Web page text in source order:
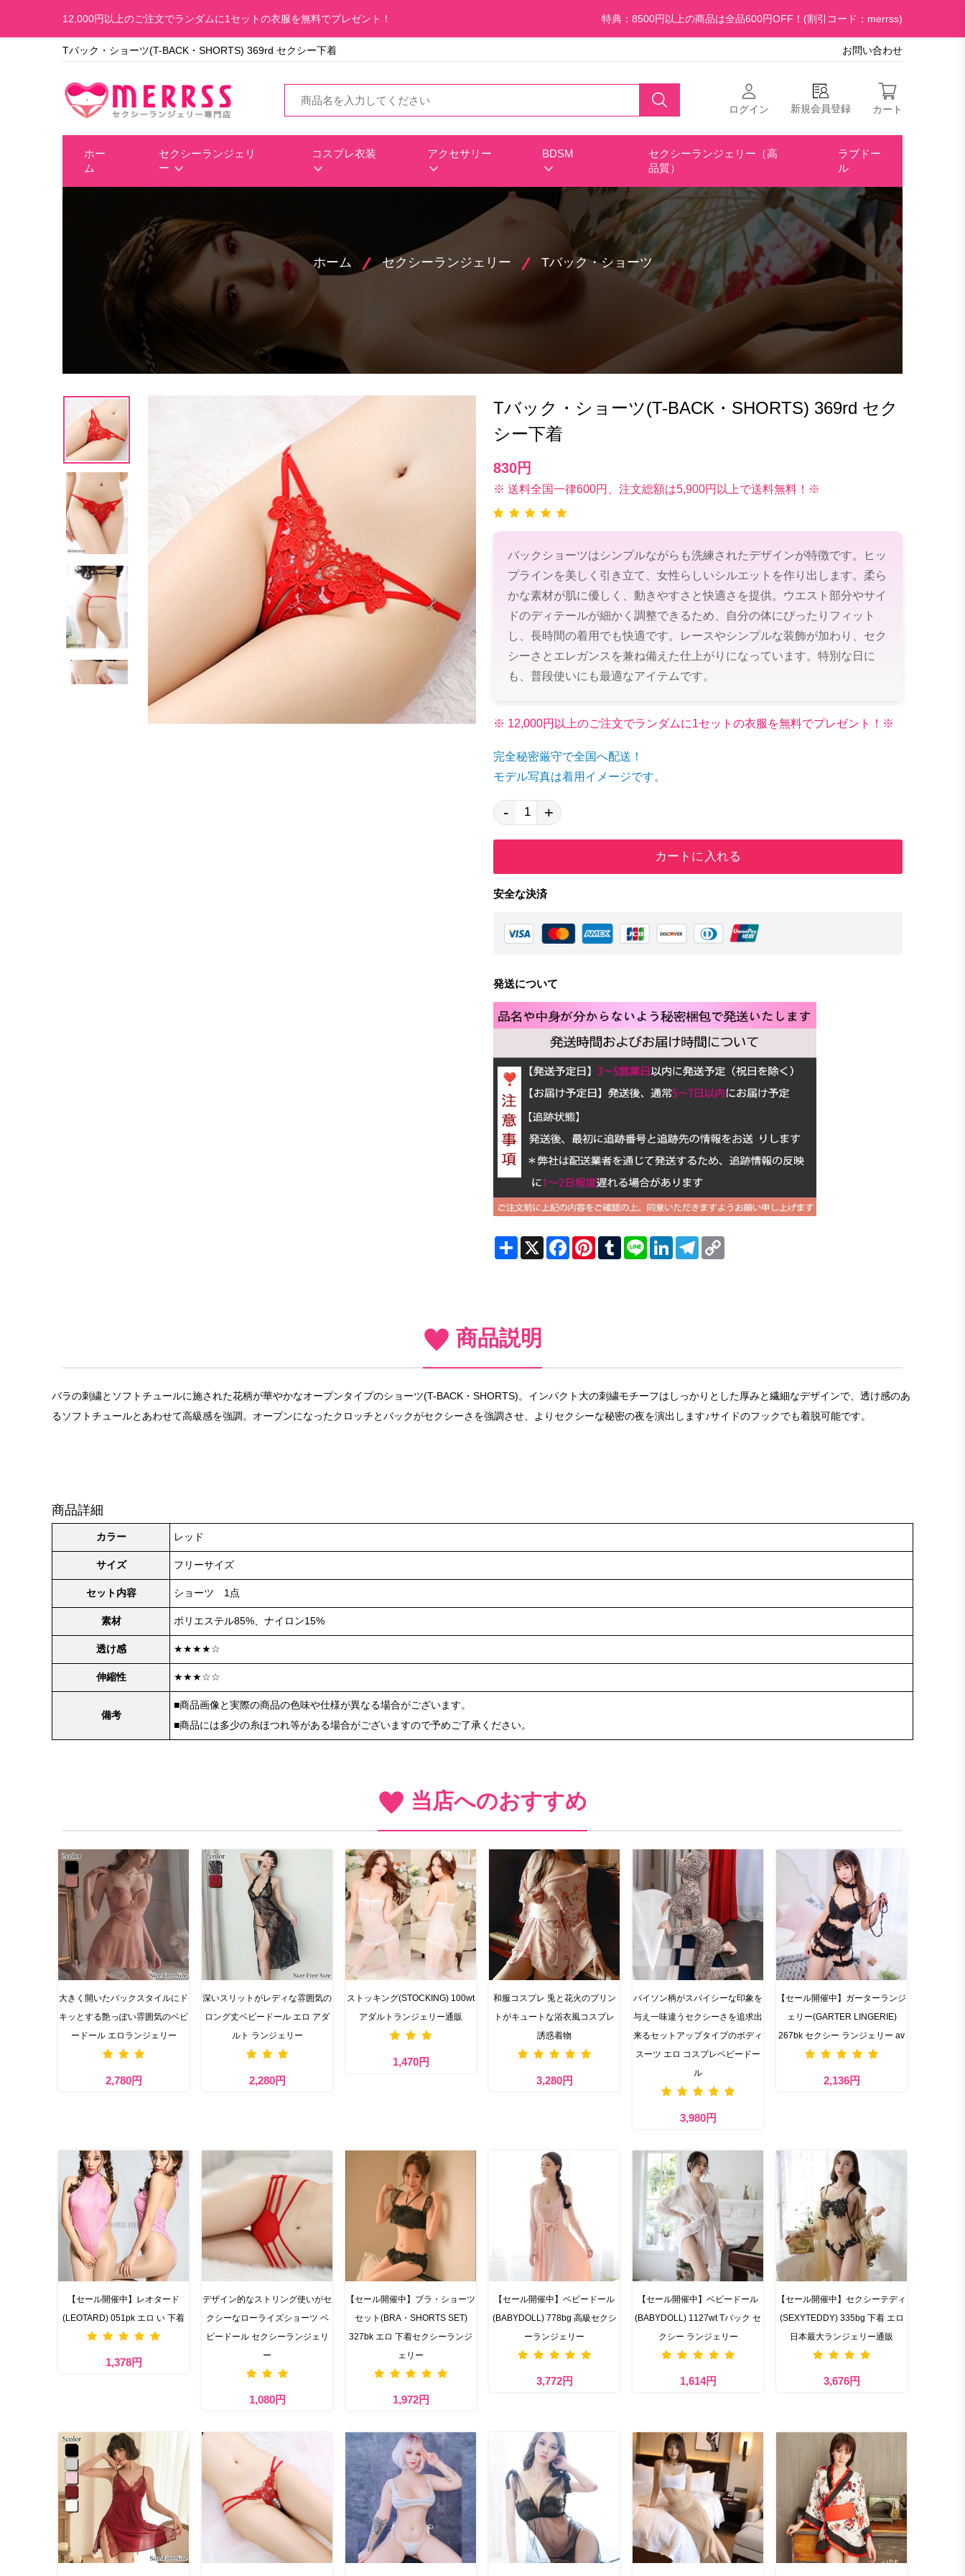
12,000円以上のご注文でランダムに1セットの衣服を無料でプレゼント！ 特典：8500円以上の商品は全品600円OFF！(割引コード：merrss)
Tバック・ショーツ(T-BACK・SHORTS) 369rd セクシー下着 お問い合わせ
ログイン 新規会員登録 カート
ホー
ム
セクシーランジェリ
ー
コスプレ衣装 アクセサリー BDSM
セクシーランジェリー（高
品質）
ラブドー
ル
ホーム セクシーランジェリー Tバック・ショーツ
Tバック・ショーツ(T-BACK・SHORTS) 369rd セク
シー下着
830円
※ 送料全国一律600円、注文総額は5,900円以上で送料無料！※
バックショーツはシンプルながらも洗練されたデザインが特徴です。ヒッ
プラインを美しく引き立て、女性らしいシルエットを作り出します。柔ら
かな素材が肌に優しく、動きやすさと快適さを提供。ウエスト部分やサイ
ドのディテールが細かく調整できるため、自分の体にぴったりフィット
し、長時間の着用でも快適です。レースやシンプルな装飾が加わり、セク
シーさとエレガンスを兼ね備えた仕上がりになっています。特別な日に
も、普段使いにも最適なアイテムです。
※ 12,000円以上のご注文でランダムに1セットの衣服を無料でプレゼント！※
完全秘密厳守で全国へ配送！
モデル写真は着用イメージです。
- +
カートに入れる
安全な決済
発送について
ShareX FacebookPinterestTumblrLine LinkedInTelegram
商品説明
バラの刺繍とソフトチュールに施された花柄が華やかなオープンタイプのショーツ(T-BACK・SHORTS)。インパクト大の刺繍モチーフはしっかりとした厚みと繊細なデザインで、透け感のあ
るソフトチュールとあわせて高級感を強調。オープンになったクロッチとバックがセクシーさを強調させ、よりセクシーな秘密の夜を演出します♪サイドのフックでも着脱可能です。
商品詳細
カラー レッド
サイズ フリーサイズ
セット内容 ショーツ 1点
素材 ポリエステル85%、ナイロン15%
透け感 ★★★★☆
伸縮性 ★★★☆☆
備考
■商品画像と実際の商品の色味や仕様が異なる場合がございます。
■商品には多少の糸ほつれ等がある場合がございますので予めご了承ください。
当店へのおすすめ
大きく開いたバックスタイルにド
キッとする艶っぽい雰囲気のベビ
ードール エロランジェリー
2,780円
深いスリットがレディな雰囲気の
ロング丈ベビードール エロ アダ
ルト ランジェリー
2,280円
ストッキング(STOCKING) 100wt
アダルトランジェリー通販
1,470円
和服コスプレ 兎と花火のプリン
トがキュートな浴衣風コスプレ
誘惑着物
3,280円
パイソン柄がスパイシーな印象を
与え一味違うセクシーさを追求出
来るセットアップタイプのボディ
スーツ エロ コスプレベビードー
ル
3,980円
【セール開催中】ガーターランジ
ェリー(GARTER LINGERIE)
267bk セクシー ランジェリー av
2,136円
【セール開催中】レオタード
(LEOTARD) 051pk エロ い 下着
1,378円
デザイン的なストリング使いがセ
クシーなローライズショーツ ベ
ビードール セクシーランジェリ
ー
1,080円
【セール開催中】ブラ・ショーツ
セット(BRA・SHORTS SET)
327bk エロ 下着セクシーランジ
ェリー
1,972円
【セール開催中】ベビードール
(BABYDOLL) 778bg 高級セクシ
ーランジェリー
3,772円
【セール開催中】ベビードール
(BABYDOLL) 1127wt Tバック セ
クシー ランジェリー
1,614円
【セール開催中】セクシーテディ
(SEXYTEDDY) 335bg 下着 エロ
日本最大ランジェリー通販
3,676円